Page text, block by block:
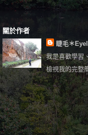
關於作者
睫毛＊
我是喜歡學習
檢視我的完整